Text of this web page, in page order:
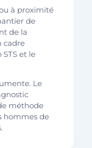
à proximité
de
de la
cadre
STS et le
Le
méthode
hommes de